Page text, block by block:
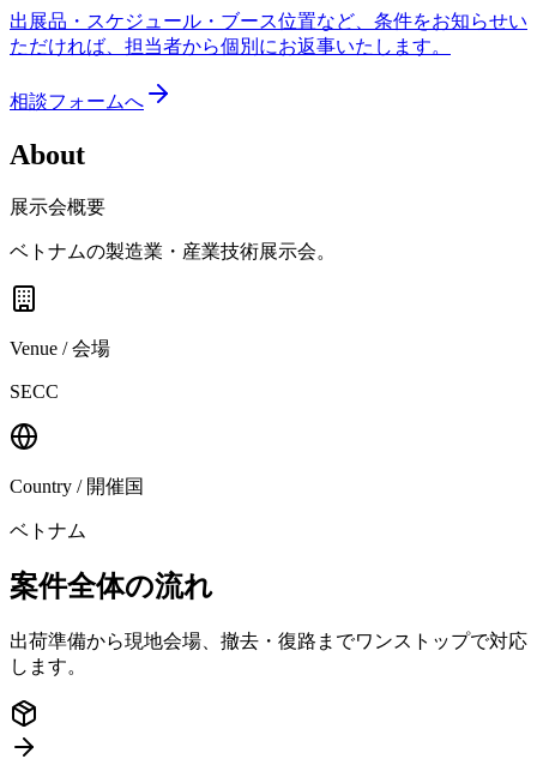
出展品・スケジュール・ブース位置など、条件をお知らせい
ただければ、担当者から個別にお返事いたします。
相談フォームへ
About
展示会概要
ベトナムの製造業・産業技術展示会。
Venue / 会場
SECC
Country / 開催国
ベトナム
案件全体の流れ
出荷準備から現地会場、撤去・復路までワンストップで対応
します。